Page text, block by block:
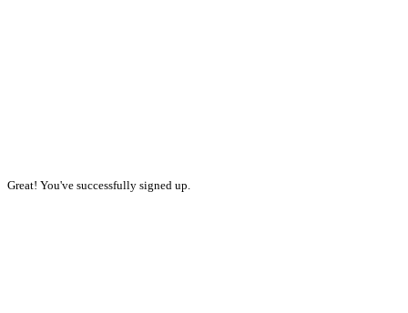
Great! You've successfully signed up.